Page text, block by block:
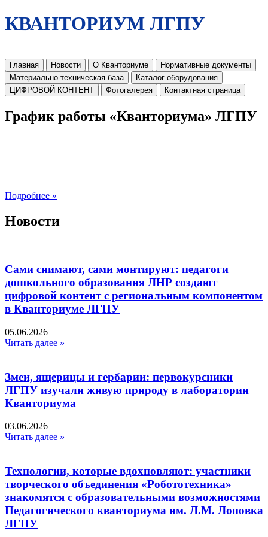
КВАНТОРИУМ ЛГПУ
Главная Новости О Кванториуме
Нормативные документы
Материально-техническая база
Каталог оборудования
ЦИФРОВОЙ КОНТЕНТ
Фотогалерея Контактная страница
График работы «Кванториума» ЛГПУ
Подробнее »
Новости
Сами снимают, сами монтируют: педагоги
дошкольного образования ЛНР создают
цифровой контент с региональным компонентом
в Кванториуме ЛГПУ​
05.06.2026
Читать далее »
Змеи, ящерицы и гербарии: первокурсники
ЛГПУ изучали живую природу в лаборатории
Кванториума
03.06.2026
Читать далее »
Технологии, которые вдохновляют: участники
творческого объединения «Робототехника»
знакомятся с образовательными возможностями
Педагогического кванториума им. Л.М. Лоповка
ЛГПУ